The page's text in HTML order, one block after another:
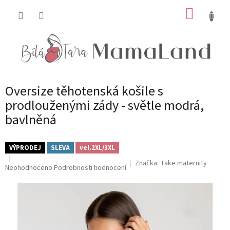
Oversize těhotenská košile s
prodlouženými zády - světle modrá,
bavlněná
VÝPRODEJ SLEVA vel.2XL/3XL
Průměrné
Neohodnoceno Podrobnosti hodnocení Značka: Take maternity